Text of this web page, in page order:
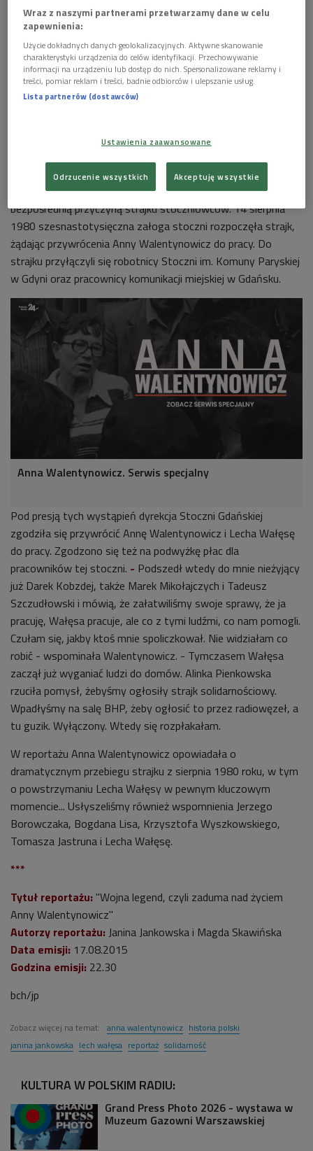
Krakowie, październik 1980 r. Foto: PAP/CAF Maciej Sochor
Swoją bezkompromisową, prostolinijną postawą, uczciwością
i stale wyrażanym dążeniem do prawdy Anna Walentynowicz
Za niezależną działalność związkową została dyscyplinarnie
zwolniona z pracy 8 sierpnia 1980 roku, co stało się
bezpośrednią przyczyną strajku stoczniowców. 14 sierpnia
1980 szesnastotysięczna załoga stoczni rozpoczęła strajk,
żądając przywrócenia Anny Walentynowicz do pracy. Do
strajku przyłączyli się robotnicy Stoczni im. Komuny Paryskiej
w Gdyni oraz pracownicy komunikacji miejskiej w Gdańsku.
Anna Walentynowicz. Serwis specjalny
Pod presją tych wystąpień dyrekcja Stoczni Gdańskiej
zgodziła się przywrócić Annę Walentynowicz i Lecha Wałęsę
do pracy. Zgodzono się też na podwyżkę płac dla
pracowników tej stoczni. - Podszedł wtedy do mnie nieżyjący
już Darek Kobzdej, także Marek Mikołajczych i Tadeusz
Szczudłowski i mówią, że załatwiliśmy swoje sprawy, że ja
pracuję, Wałęsa pracuje, ale co z tymi ludźmi, co nam pomogli.
Czułam się, jakby ktoś mnie spoliczkował. Nie widziałam co
robić - wspominała Walentynowicz. - Tymczasem Wałęsa
zaczął już wyganiać ludzi do domów. Alinka Pienkowska
rzuciła pomysł, żebyśmy ogłosiły strajk solidarnościowy.
Wpadłyśmy na salę BHP, żeby ogłosić to przez radiowęzeł, a
tu guzik. Wyłączony. Wtedy się rozpłakałam.
W reportażu Anna Walentynowicz opowiadała o
dramatycznym przebiegu strajku z sierpnia 1980 roku, w tym
o powstrzymaniu Lecha Wałęsy w pewnym kluczowym
momencie... Usłyszeliśmy również wspomnienia Jerzego
Borowczaka, Bogdana Lisa, Krzysztofa Wyszkowskiego,
Tomasza Jastruna i Lecha Wałęsę.
***
Tytuł reportażu: "Wojna legend, czyli zaduma nad życiem
Anny Walentynowicz"
Autorzy reportażu: Janina Jankowska i Magda Skawińska
Data emisji: 17.08.2015
Godzina emisji: 22.30
bch/jp
Zobacz więcej na temat: anna walentynowicz historia polski
janina jankowska lech wałęsa reportaż solidarność
KULTURA W POLSKIM RADIU:
Grand Press Photo 2026 - wystawa w
Muzeum Gazowni Warszawskiej
Wraz z naszymi partnerami przetwarzamy dane w celu
zapewnienia:
Użycie dokładnych danych geolokalizacyjnych. Aktywne skanowanie
charakterystyki urządzenia do celów identyfikacji. Przechowywanie
informacji na urządzeniu lub dostęp do nich. Spersonalizowane reklamy i
treści, pomiar reklam i treści, badnie odbiorców i ulepszanie usług.
Lista partnerów (dostawców)
Ustawienia zaawansowane
Odrzucenie wszystkich Akceptuję wszystkie